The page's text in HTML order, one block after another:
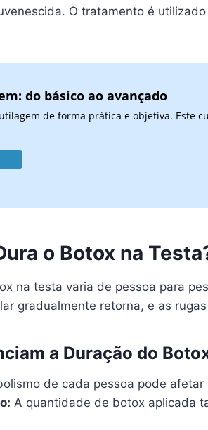
O tratamento é
do básico ao avançado
de forma prática e objetiva. Este
o Botox na
na testa varia de pessoa para
gradualmente retorna, e as
a Duração do
de cada pessoa pode
A quantidade de botox aplicada